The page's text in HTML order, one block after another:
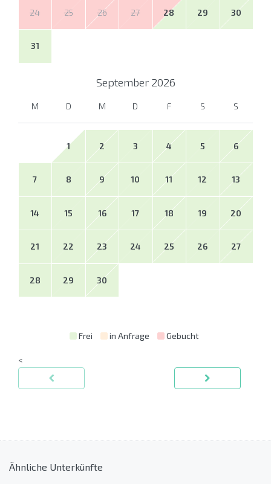
24 25 26 27 28 29 30
31
September 2026
M D M D F S S
1 2 3 4 5 6
7 8 9 10 11 12 13
14 15 16 17 18 19 20
21 22 23 24 25 26 27
28 29 30
Frei in Anfrage Gebucht
<
Ähnliche Unterkünfte